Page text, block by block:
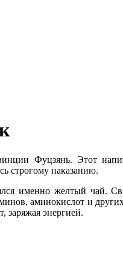
Фуцзянь. Этот
строгому наказанию.
именно желтый чай.
аминокислот и
заряжая энергией.